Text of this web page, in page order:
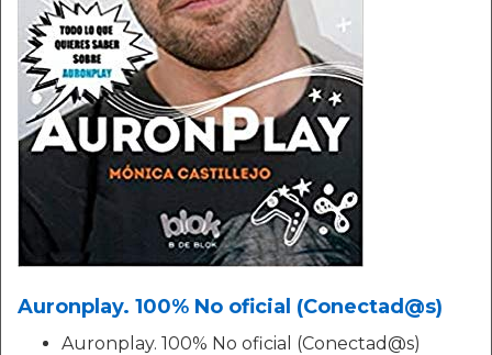
Auronplay. 100% No oficial (Conectad@s)
Auronplay. 100% No oficial (Conectad@s)